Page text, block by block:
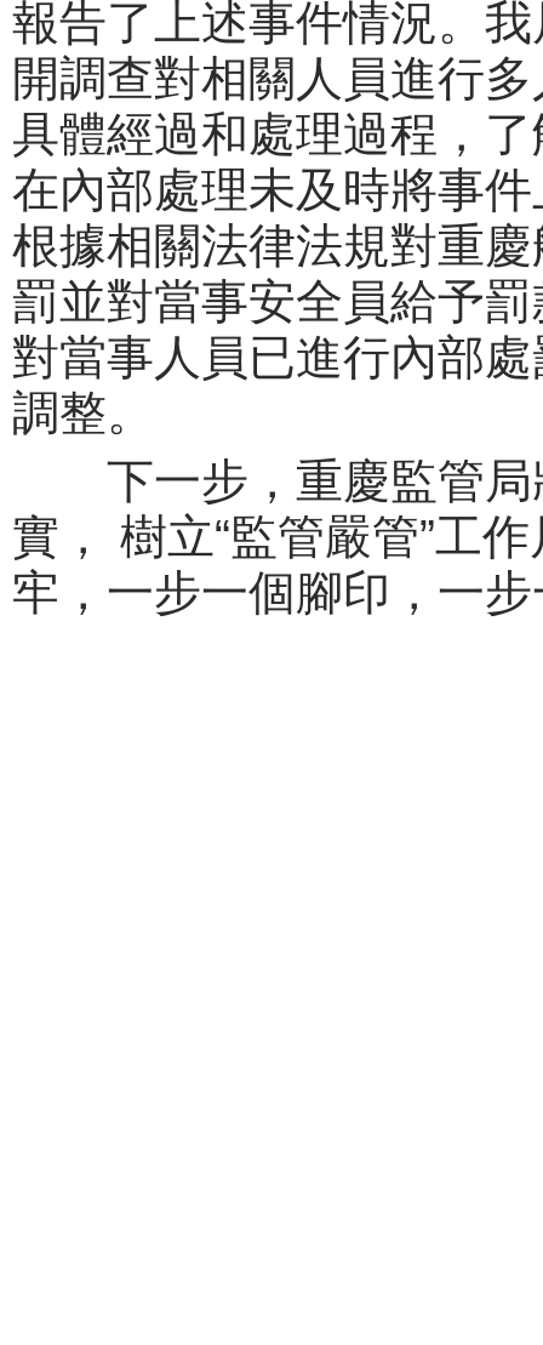
報告了上述事件情況。
開調查對相關人員進行
具體經過和處理過程，
在內部處理未及時將事
根據相關法律法規對重
罰並對當事安全員給予
對當事人員已進行內部
調整。
下一步，重慶監管局
實， 樹立“監管嚴管”工
牢，一步一個腳印，一